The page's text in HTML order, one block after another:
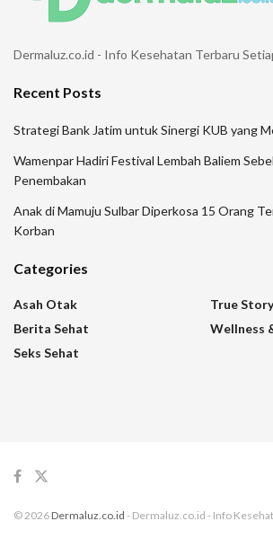
Dermaluz.co.id - Info Kesehatan Terbaru
Recent Posts
Strategi Bank Jatim untuk Sinergi KUB yang
Wamenpar Hadiri Festival Lembah Baliem
Penembakan
Anak di Mamuju Sulbar Diperkosa 15 Orang
Korban
Categories
Asah Otak
Berita Sehat
Seks Sehat
True Story
Wellness
© 2026 Dermaluz.co.id - Dermaluz.co.id - Info